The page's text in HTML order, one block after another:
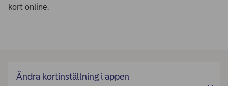
kort online.
Ändra kortinställning i appen